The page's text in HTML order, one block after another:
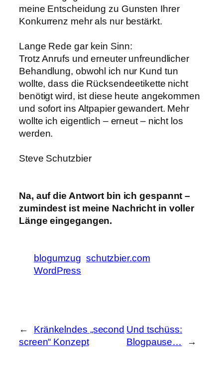
meine Entscheidung zu Gunsten Ihrer
Konkurrenz mehr als nur bestärkt.
Lange Rede gar kein Sinn:
Trotz Anrufs und erneuter unfreundlicher
Behandlung, obwohl ich nur Kund tun
wollte, dass die Rücksendeetikette nicht
benötigt wird, ist diese heute angekommen
und sofort ins Altpapier gewandert. Mehr
wollte ich eigentlich – erneut – nicht los
werden.
Steve Schutzbier
Na, auf die Antwort bin ich gespannt –
zumindest ist meine Nachricht in voller
Länge eingegangen.
blogumzug schutzbier.com
WordPress
←
Kränkelndes „second
screen“ Konzept
Und tschüss:
Blogpause…
→